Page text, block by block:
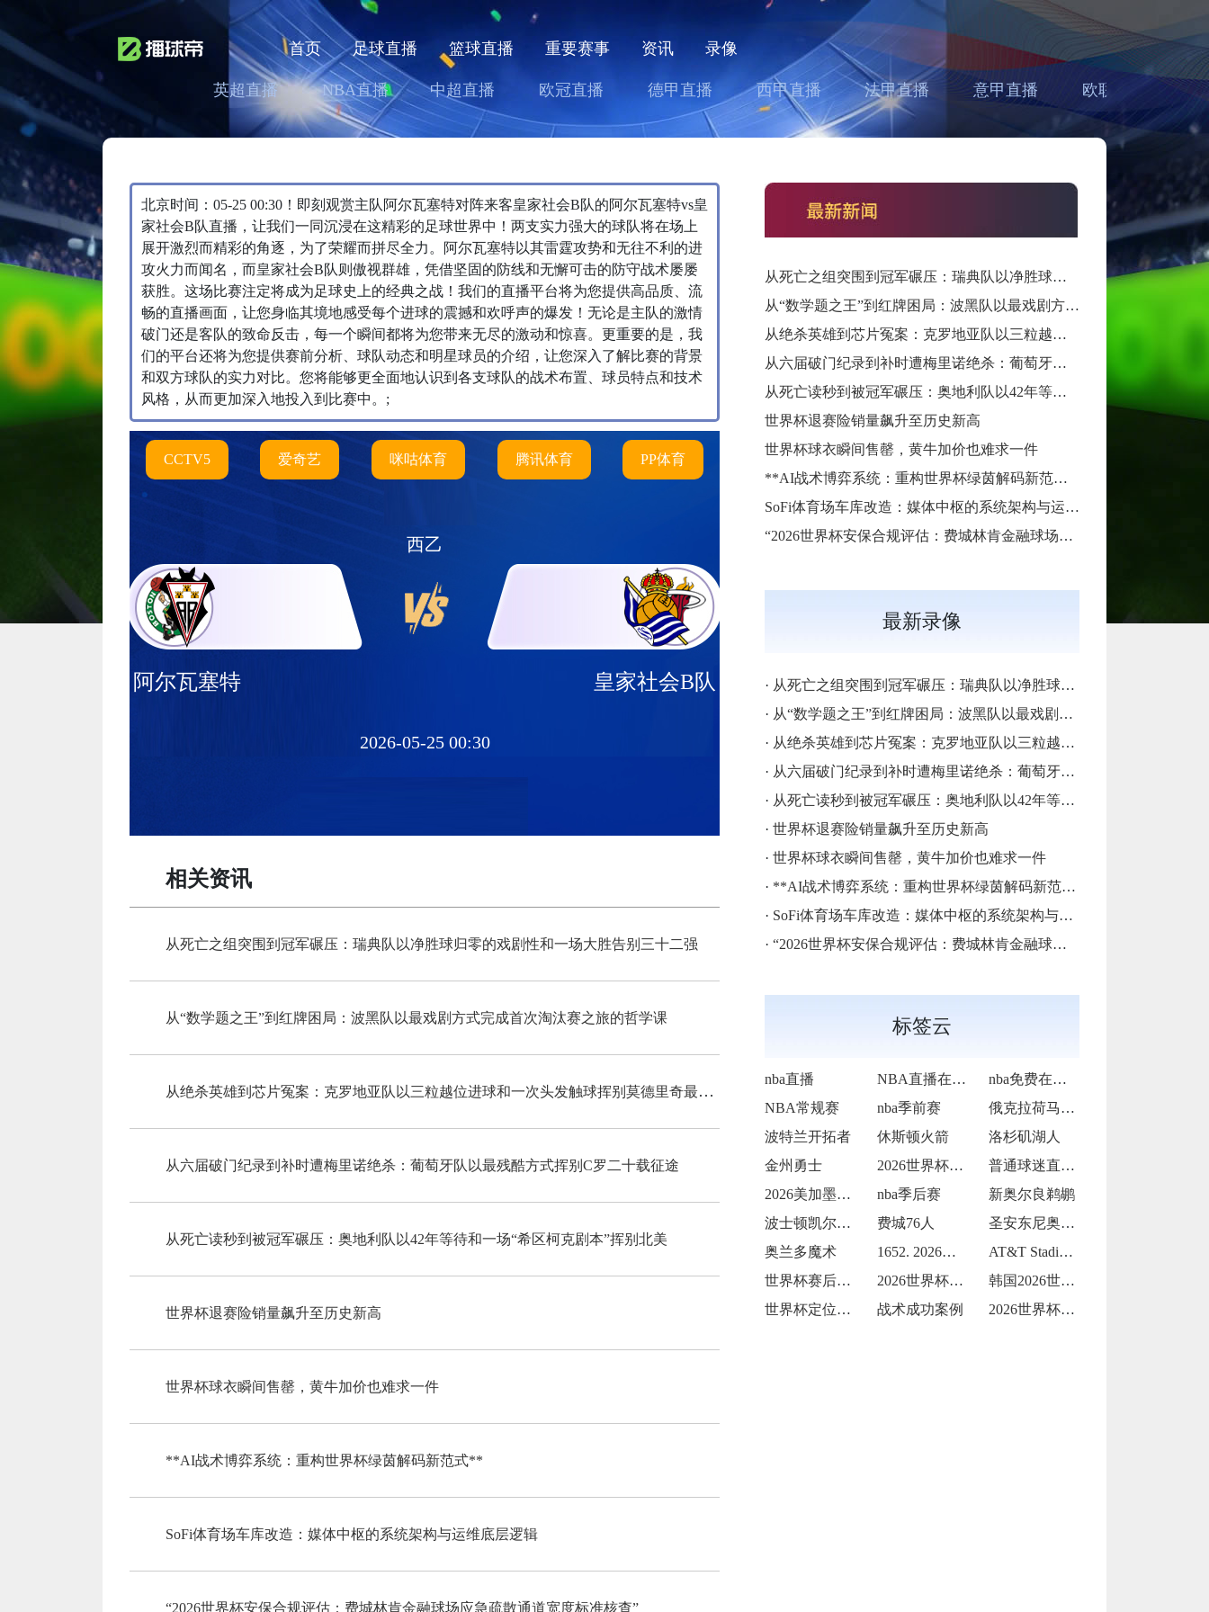
首页 足球直播 篮球直播 重要赛事 资讯 录像
英超直播 NBA直播 中超直播 欧冠直播 德甲直播 西甲直播 法甲直播 意甲直播 欧联直播
北京时间：05-25 00:30！即刻观赏主队阿尔瓦塞特对阵来客皇家社会B队的阿尔瓦塞特vs皇
家社会B队直播，让我们一同沉浸在这精彩的足球世界中！两支实力强大的球队将在场上
展开激烈而精彩的角逐，为了荣耀而拼尽全力。阿尔瓦塞特以其雷霆攻势和无往不利的进
攻火力而闻名，而皇家社会B队则傲视群雄，凭借坚固的防线和无懈可击的防守战术屡屡
获胜。这场比赛注定将成为足球史上的经典之战！我们的直播平台将为您提供高品质、流
畅的直播画面，让您身临其境地感受每个进球的震撼和欢呼声的爆发！无论是主队的激情
破门还是客队的致命反击，每一个瞬间都将为您带来无尽的激动和惊喜。更重要的是，我
们的平台还将为您提供赛前分析、球队动态和明星球员的介绍，让您深入了解比赛的背景
和双方球队的实力对比。您将能够更全面地认识到各支球队的战术布置、球员特点和技术
风格，从而更加深入地投入到比赛中。;
CCTV5 爱奇艺 咪咕体育 腾讯体育 PP体育
西乙
阿尔瓦塞特 皇家社会B队
2026-05-25 00:30
相关资讯
从死亡之组突围到冠军碾压：瑞典队以净胜球归零的戏剧性和一场大胜告别三十二强
从“数学题之王”到红牌困局：波黑队以最戏剧方式完成首次淘汰赛之旅的哲学课
从绝杀英雄到芯片冤案：克罗地亚队以三粒越位进球和一次头发触球挥别莫德里奇最后一舞
从六届破门纪录到补时遭梅里诺绝杀：葡萄牙队以最残酷方式挥别C罗二十载征途
从死亡读秒到被冠军碾压：奥地利队以42年等待和一场“希区柯克剧本”挥别北美
世界杯退赛险销量飙升至历史新高
世界杯球衣瞬间售罄，黄牛加价也难求一件
**AI战术博弈系统：重构世界杯绿茵解码新范式**
SoFi体育场车库改造：媒体中枢的系统架构与运维底层逻辑
“2026世界杯安保合规评估：费城林肯金融球场应急疏散通道宽度标准核查”
从死亡之组突围到冠军碾压：瑞典队以净胜球归零的戏剧性和一场大胜告别三十二强
从“数学题之王”到红牌困局：波黑队以最戏剧方式完成首次淘汰赛之旅的哲学课
从绝杀英雄到芯片冤案：克罗地亚队以三粒越位进球和一次头发触球挥别莫德里奇最后一舞
从六届破门纪录到补时遭梅里诺绝杀：葡萄牙队以最残酷方式挥别C罗二十载征途
从死亡读秒到被冠军碾压：奥地利队以42年等待和一场“希区柯克剧本”挥别北美
世界杯退赛险销量飙升至历史新高
世界杯球衣瞬间售罄，黄牛加价也难求一件
**AI战术博弈系统：重构世界杯绿茵解码新范式**
SoFi体育场车库改造：媒体中枢的系统架构与运维底层逻辑
“2026世界杯安保合规评估：费城林肯金融球场应急疏散通道宽度标准核查”
最新录像
· 从死亡之组突围到冠军碾压：瑞典队以净胜球归零的戏剧性和一场大胜告别三十二强
· 从“数学题之王”到红牌困局：波黑队以最戏剧方式完成首次淘汰赛之旅的哲学课
· 从绝杀英雄到芯片冤案：克罗地亚队以三粒越位进球和一次头发触球挥别莫德里奇最后一舞
· 从六届破门纪录到补时遭梅里诺绝杀：葡萄牙队以最残酷方式挥别C罗二十载征途
· 从死亡读秒到被冠军碾压：奥地利队以42年等待和一场“希区柯克剧本”挥别北美
· 世界杯退赛险销量飙升至历史新高
· 世界杯球衣瞬间售罄，黄牛加价也难求一件
· **AI战术博弈系统：重构世界杯绿茵解码新范式**
· SoFi体育场车库改造：媒体中枢的系统架构与运维底层逻辑
· “2026世界杯安保合规评估：费城林肯金融球场应急疏散通道宽度标准核查”
标签云
nba直播 NBA直播在线观看
nba免费在线高清直播
NBA常规赛
nba季前赛
俄克拉荷马雷霆
波特兰开拓者
休斯顿火箭
洛杉矶湖人
金州勇士
2026世界杯转播收费过高
普通球迷直呼看不起
2026美加墨世界杯决赛场地提前封闭维护
nba季后赛
新奥尔良鹈鹕
波士顿凯尔特人
费城76人
圣安东尼奥马刺
奥兰多魔术
1652. 2026世界杯：Levi's
AT&T Stadium从橄榄球到足球的
世界杯赛后球迷放生黄鳝钻裤腿
2026世界杯两黄变一红：裁判尺度引发巨
韩国2026世界杯首战能否延续不败？
世界杯定位球战术运用成效显著
战术成功案例 2026世界杯黑马逆袭的战术借鉴